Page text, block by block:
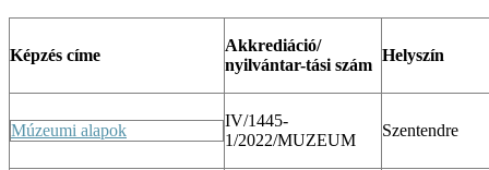
Képzés címe
Akkrediáció/
nyilvántar-tási szám
Helyszín
Múzeumi alapok
IV/1445-
1/2022/MUZEUM
Szentendre